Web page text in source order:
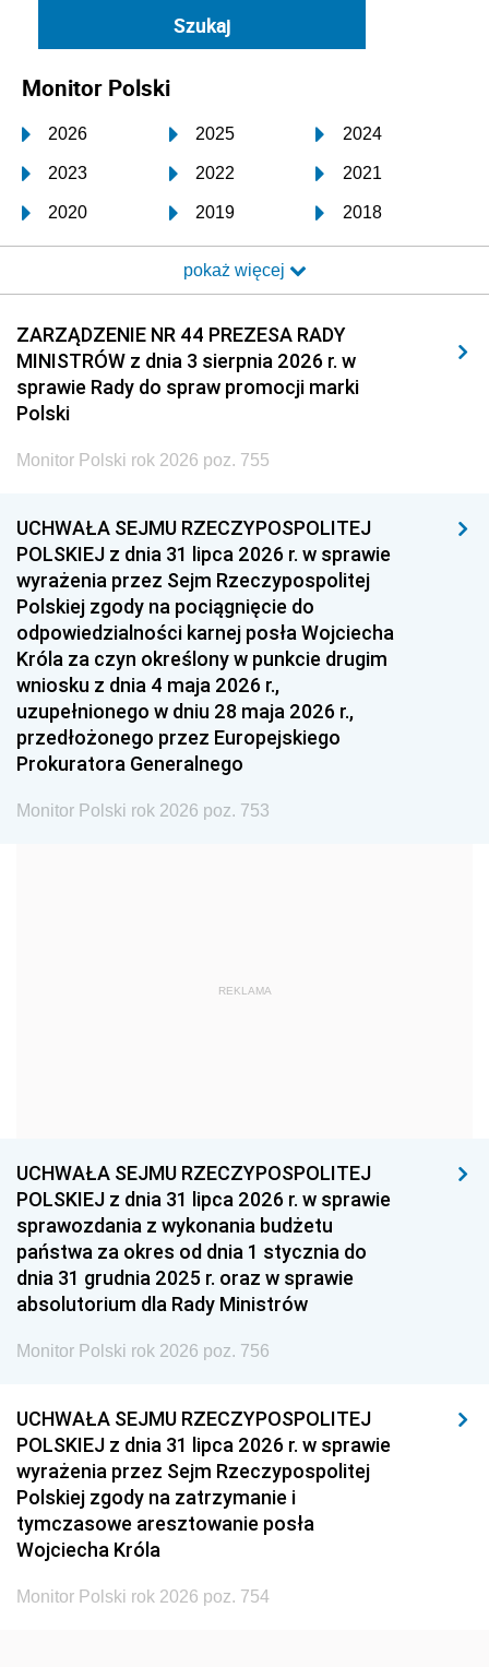
Monitor Polski
2026 2025 2024
2023 2022 2021
2020 2019 2018
2017 2016 2015
2014 2013 2012
2011 2010 2009
2008 2007 2006
2005
1996 1995 1994
1993 1992 1991
1990 1989
1987 1986 1985
1984 1983
1981 1980 1979
1978 1977
1975 1974
1959
1939 1938 1937
1936 1930
pokaż więcej
ZARZĄDZENIE NR 44 PREZESA RADY
MINISTRÓW z dnia 3 sierpnia 2026 r. w
sprawie Rady do spraw promocji marki
Polski
Monitor Polski rok 2026 poz. 755
UCHWAŁA SEJMU RZECZYPOSPOLITEJ
POLSKIEJ z dnia 31 lipca 2026 r. w sprawie
wyrażenia przez Sejm Rzeczypospolitej
Polskiej zgody na pociągnięcie do
odpowiedzialności karnej posła Wojciecha
Króla za czyn określony w punkcie drugim
wniosku z dnia 4 maja 2026 r.,
uzupełnionego w dniu 28 maja 2026 r.,
przedłożonego przez Europejskiego
Prokuratora Generalnego
Monitor Polski rok 2026 poz. 753
REKLAMA
UCHWAŁA SEJMU RZECZYPOSPOLITEJ
POLSKIEJ z dnia 31 lipca 2026 r. w sprawie
sprawozdania z wykonania budżetu
państwa za okres od dnia 1 stycznia do
dnia 31 grudnia 2025 r. oraz w sprawie
absolutorium dla Rady Ministrów
Monitor Polski rok 2026 poz. 756
UCHWAŁA SEJMU RZECZYPOSPOLITEJ
POLSKIEJ z dnia 31 lipca 2026 r. w sprawie
wyrażenia przez Sejm Rzeczypospolitej
Polskiej zgody na zatrzymanie i
tymczasowe aresztowanie posła
Wojciecha Króla
Monitor Polski rok 2026 poz. 754